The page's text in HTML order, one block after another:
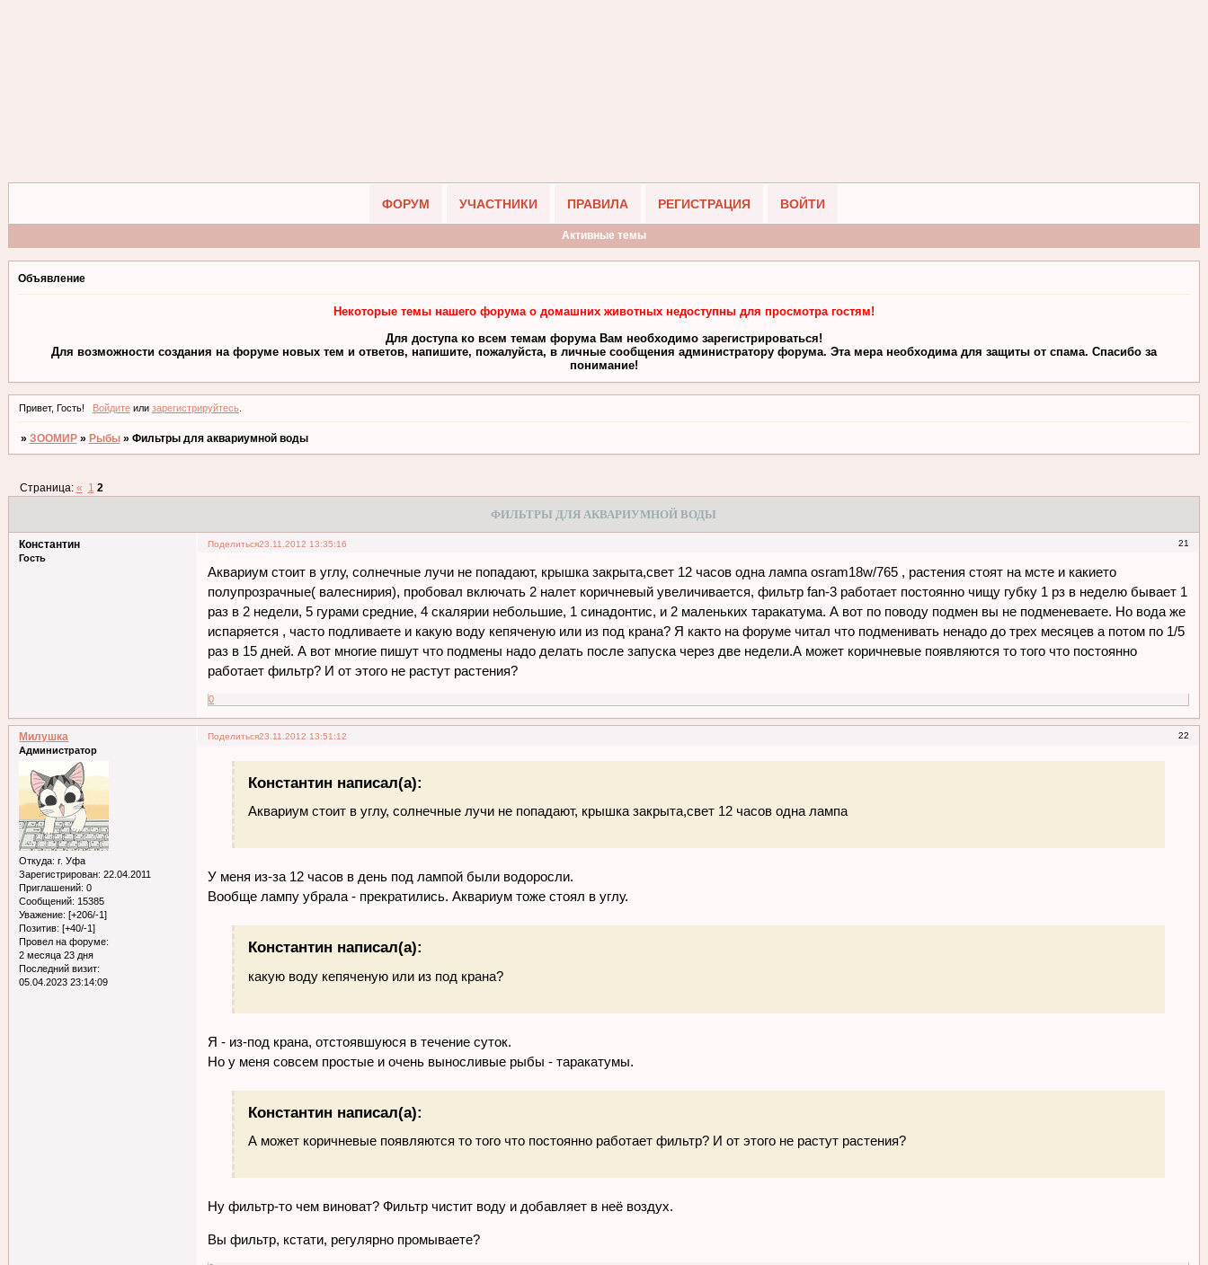
ФОРУМ УЧАСТНИКИ ПРАВИЛА РЕГИСТРАЦИЯ ВОЙТИ
Активные темы
Объявление
Некоторые темы нашего форума о домашних животных недоступны для просмотра гостям!
Для доступа ко всем темам форума Вам необходимо зарегистрироваться!
Для возможности создания на форуме новых тем и ответов, напишите, пожалуйста, в личные сообщения администратору форума. Эта мера необходима для защиты от спама. Спасибо за
понимание!
Привет, Гость! Войдитеили зарегистрируйтесь.
» ЗООМИР » Рыбы » Фильтры для аквариумной воды
ФИЛЬТРЫ ДЛЯ АКВАРИУМНОЙ ВОДЫ
Страница: « 1 2
Поделиться 21
23.11.2012 13:35:16
Константин
Гость
Аквариум стоит в углу, солнечные лучи не попадают, крышка закрыта,свет 12 часов одна лампа osram18w/765 , растения стоят на мсте и какието
полупрозрачные( валеснирия), пробовал включать 2 налет коричневый увеличивается, фильтр fan-3 работает постоянно чищу губку 1 рз в неделю бывает 1
раз в 2 недели, 5 гурами средние, 4 скалярии небольшие, 1 синадонтис, и 2 маленьких таракатума. А вот по поводу подмен вы не подменеваете. Но вода же
испаряется , часто подливаете и какую воду кепяченую или из под крана? Я както на форуме читал что подменивать ненадо до трех месяцев а потом по 1/5
раз в 15 дней. А вот многие пишут что подмены надо делать после запуска через две недели.А может коричневые появляются то того что постоянно
работает фильтр? И от этого не растут растения?
0
Поделиться 22
23.11.2012 13:51:12
Милушка
Администратор
Откуда: г. Уфа
Зарегистрирован: 22.04.2011
Приглашений: 0
Сообщений: 15385
Уважение: [+206/-1]
Позитив: [+40/-1]
Провел на форуме:
2 месяца 23 дня
Последний визит:
05.04.2023 23:14:09
Константин написал(а):
Аквариум стоит в углу, солнечные лучи не попадают, крышка закрыта,свет 12 часов одна лампа
У меня из-за 12 часов в день под лампой были водоросли.
Вообще лампу убрала - прекратились. Аквариум тоже стоял в углу.
Константин написал(а):
какую воду кепяченую или из под крана?
Я - из-под крана, отстоявшуюся в течение суток.
Но у меня совсем простые и очень выносливые рыбы - таракатумы.
Константин написал(а):
А может коричневые появляются то того что постоянно работает фильтр? И от этого не растут растения?
Ну фильтр-то чем виноват? Фильтр чистит воду и добавляет в неё воздух.
Вы фильтр, кстати, регулярно промываете?